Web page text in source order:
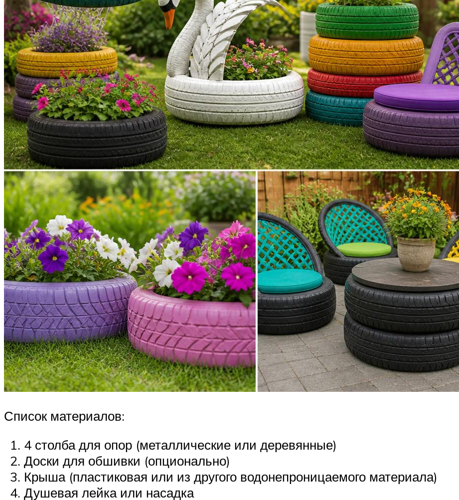
Список материалов:
4 столба для опор (металлические или деревянные)
Доски для обшивки (опционально)
Крыша (пластиковая или из другого водонепроницаемого материала)
Душевая лейка или насадка